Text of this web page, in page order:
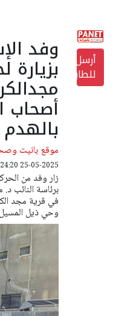
أرسل
للطابعة
وفد
أصحاب
بالهدم
موقع بانيت
25-05-2025 06:24:20
زار وفد من
برئاسة النائب
في قرية مجد
وحي ذيل المسيل